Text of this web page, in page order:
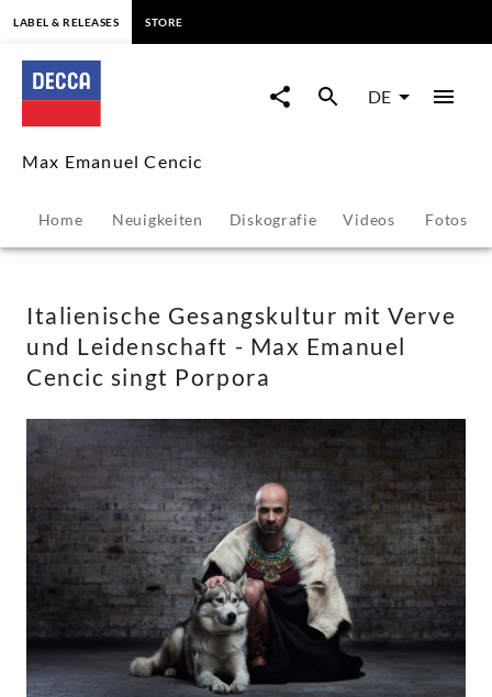
Italienische
Gesangskultur
mit
Verve
und
Leidenschaft
Max
Emanuel
Cencic
singt
Porpora
LABEL & RELEASES STORE
DE
Max Emanuel Cencic
Home Neuigkeiten Diskografie Videos Fotos
Italienische Gesangskultur mit Verve
und Leidenschaft - Max Emanuel
Cencic singt Porpora